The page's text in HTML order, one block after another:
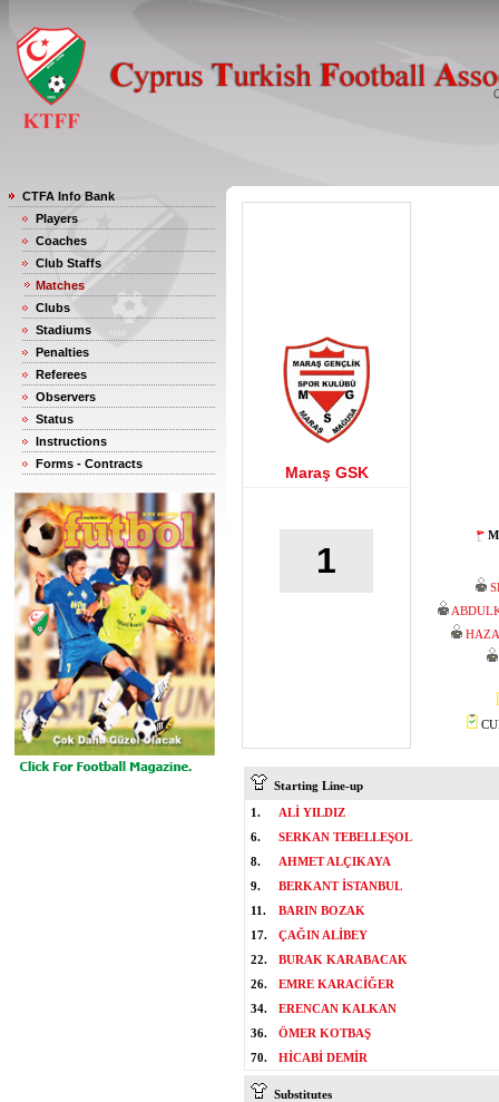
CTFA Info Bank
Players
Coaches
Club Staffs
Matches
Clubs
Stadiums
Penalties
Referees
Observers
Status
Instructions
Forms - Contracts
Maraş GSK
1
Starting Line-up
1.
ALİ YILDIZ
6.
SERKAN TEBELLEŞOL
8.
AHMET ALÇIKAYA
9.
BERKANT İSTANBUL
11.
BARIN BOZAK
17.
ÇAĞIN ALİBEY
22.
BURAK KARABACAK
26.
EMRE KARACİĞER
34.
ERENCAN KALKAN
36.
ÖMER KOTBAŞ
70.
HİCABİ DEMİR
Substitutes